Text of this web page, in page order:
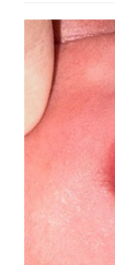
Article
Sidebar